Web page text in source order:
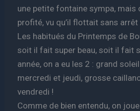
une petite fontaine sympa, mais
profité, vu qu’il flottait sans arrêt
Les habitués du Printemps de
soit il fait super beau, soit il fait
année, on a eu les 2 : grand
mercredi et jeudi, grosse
vendredi !
Comme de bien entendu, on